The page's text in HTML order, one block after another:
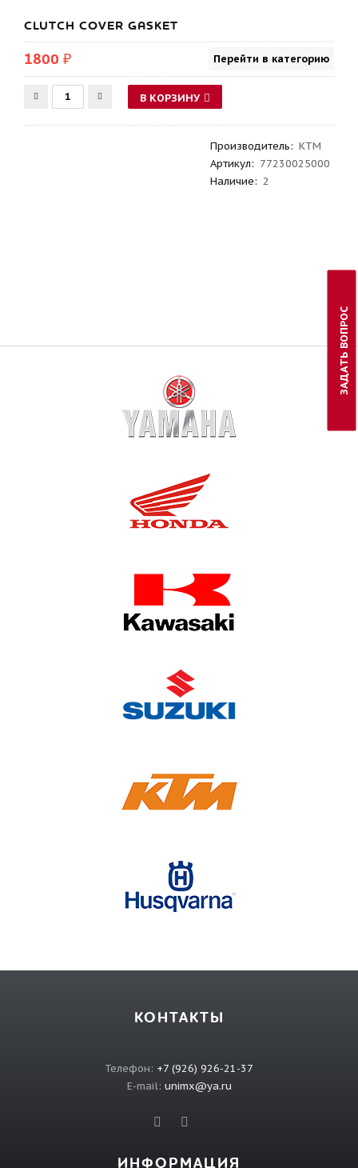
CLUTCH COVER GASKET
1800 ₽ Перейти в категорию
В КОРЗИНУ
Производитель: KTM
Артикул: 77230025000
Наличие: 2
КОНТАКТЫ
Телефон: +7 (926) 926-21-37
E-mail: unimx@ya.ru
ИНФОРМАЦИЯ
ЗАДАТЬ ВОПРОС